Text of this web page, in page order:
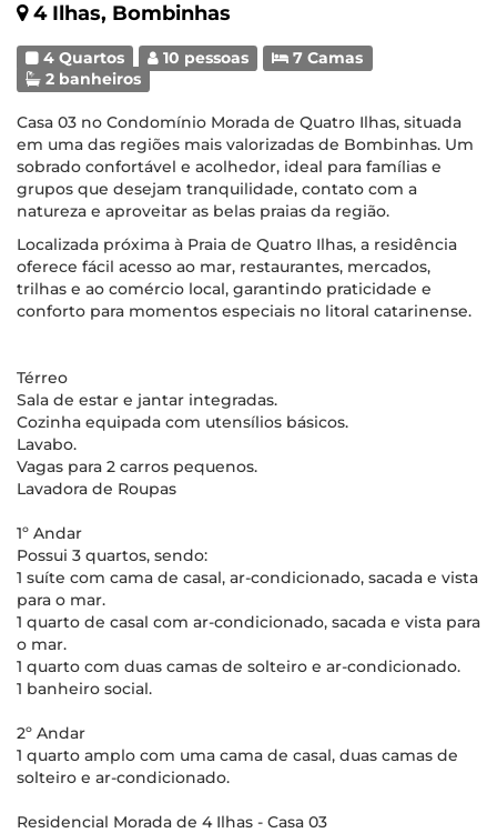
4 Ilhas, Bombinhas
4 Quartos 10 pessoas
7 Camas
2 banheiros
Casa 03 no Condomínio Morada de Quatro Ilhas, situada
em uma das regiões mais valorizadas de Bombinhas. Um
sobrado confortável e acolhedor, ideal para famílias e
grupos que desejam tranquilidade, contato com a
natureza e aproveitar as belas praias da região.
Localizada próxima à Praia de Quatro Ilhas, a residência
oferece fácil acesso ao mar, restaurantes, mercados,
trilhas e ao comércio local, garantindo praticidade e
conforto para momentos especiais no litoral catarinense.
Térreo
Sala de estar e jantar integradas.
Cozinha equipada com utensílios básicos.
Lavabo.
Vagas para 2 carros pequenos.
Lavadora de Roupas
1º Andar
Possui 3 quartos, sendo:
1 suíte com cama de casal, ar-condicionado, sacada e vista
para o mar.
1 quarto de casal com ar-condicionado, sacada e vista para
o mar.
1 quarto com duas camas de solteiro e ar-condicionado.
1 banheiro social.
2º Andar
1 quarto amplo com uma cama de casal, duas camas de
solteiro e ar-condicionado.
Residencial Morada de 4 Ilhas - Casa 03